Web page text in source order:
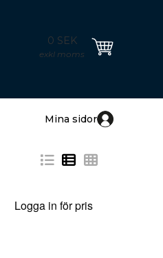
0 SEK
exkl moms
Mina sidor
Logga in för pris